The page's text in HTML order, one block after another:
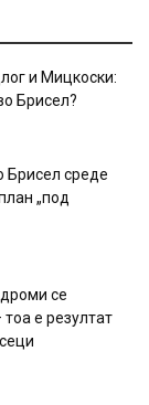
и Мицкоски:
Брисел?
Брисел среде
„под
се
тоа е резултат